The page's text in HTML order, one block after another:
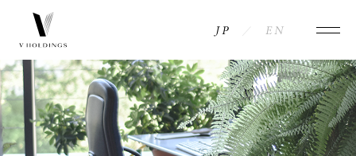
NEWS
MESSAGE
COMPANY
INFORMATION
ACCESS
JP EN